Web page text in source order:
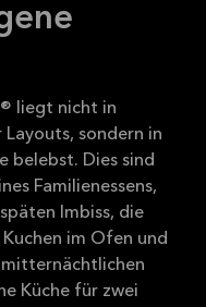
liegt nicht in
sondern in
belebst. Dies sind
Familienessens,
Imbiss, die
im Ofen und
Küche für zwei